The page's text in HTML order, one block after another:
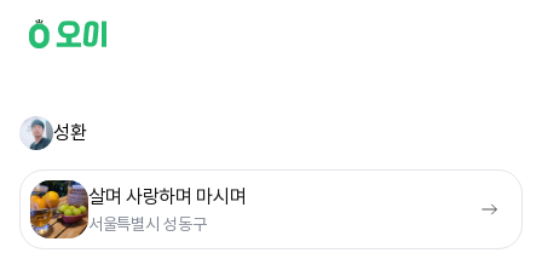
성환
살며 사랑하며 마시며
서울특별시 성동구